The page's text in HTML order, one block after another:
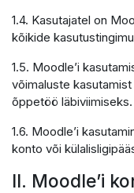
1.4. Kasutajatel on
kõikide
1.5. Moodle’i
võimaluste
õppetöö läbiviimiseks.
1.6. Moodle’i
konto või
II. Moodle’i